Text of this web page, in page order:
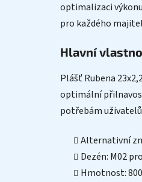
optimalizaci
pro každého
Hlavní
Plášť Rubena
optimální
potřebám
Alternativní
Dezén: M02
Hmotnost: